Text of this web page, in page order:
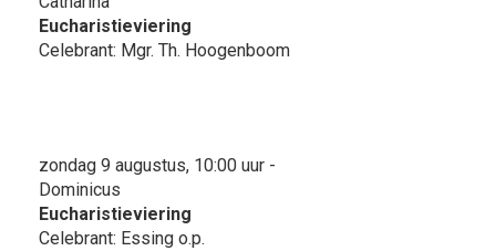
Eucharistieviering
Celebrant: Mgr. Th. Hoogenboom
zondag 9 augustus, 10:00 uur -
Dominicus
Eucharistieviering
Celebrant: Essing o.p.